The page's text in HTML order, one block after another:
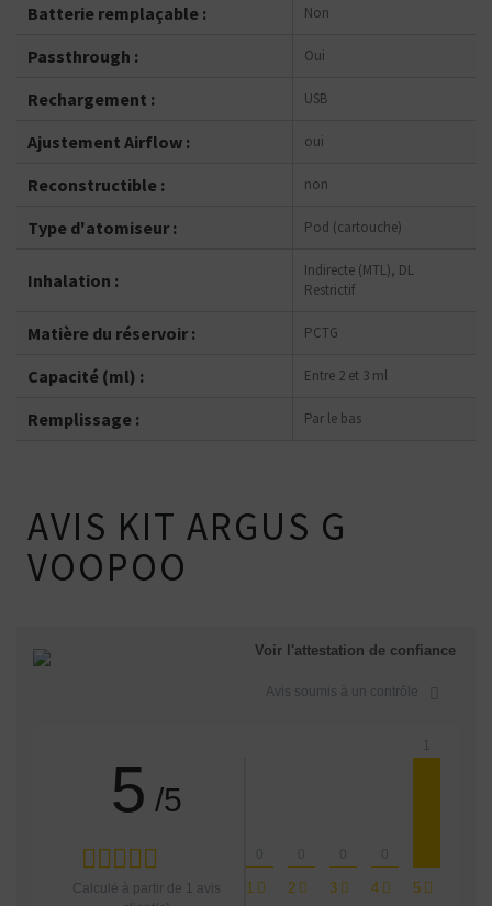
Batterie remplaçable : Non
Passthrough : Oui
Rechargement : USB
Ajustement Airflow : oui
Reconstructible : non
Type d'atomiseur : Pod (cartouche)
Inhalation :
Indirecte (MTL), DL
Restrictif
Matière du réservoir : PCTG
Capacité (ml) : Entre 2 et 3 ml
Remplissage : Par le bas
AVIS KIT ARGUS G
VOOPOO
Voir l'attestation de confiance
Avis soumis à un contrôle
5 /5
Calculé à partir de 1 avis
1
0
2
0
3
0
4
0
5
1